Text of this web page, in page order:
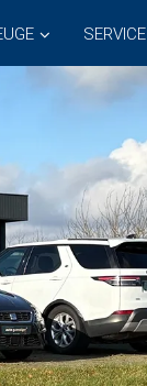
SERVICE